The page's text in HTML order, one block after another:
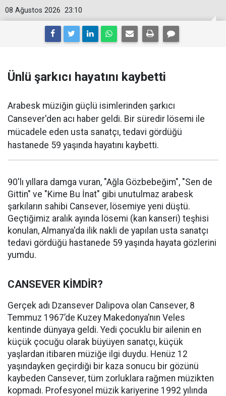
23:10
08 Ağustos 2026
Ünlü şarkıcı hayatını kaybetti
Arabesk müziğin güçlü isimlerinden şarkıcı
Cansever'den acı haber geldi. Bir süredir lösemi ile
mücadele eden usta sanatçı, tedavi gördüğü
hastanede 59 yaşında hayatını kaybetti.
90'lı yıllara damga vuran, "Ağla Gözbebeğim", "Sen de
Gittin" ve "Kime Bu İnat" gibi unutulmaz arabesk
şarkıların sahibi Cansever, lösemiye yeni düştü.
Geçtiğimiz aralık ayında lösemi (kan kanseri) teşhisi
konulan, Almanya'da ilik nakli de yapılan usta sanatçı
tedavi gördüğü hastanede 59 yaşında hayata gözlerini
yumdu.
CANSEVER KİMDİR?
Gerçek adı Dzansever Dalipova olan Cansever, 8
Temmuz 1967’de Kuzey Makedonya’nın Veles
kentinde dünyaya geldi. Yedi çocuklu bir ailenin en
küçük çocuğu olarak büyüyen sanatçı, küçük
yaşlardan itibaren müziğe ilgi duydu. Henüz 12
yaşındayken geçirdiği bir kaza sonucu bir gözünü
kaybeden Cansever, tüm zorluklara rağmen müzikten
kopmadı. Profesyonel müzik kariyerine 1992 yılında